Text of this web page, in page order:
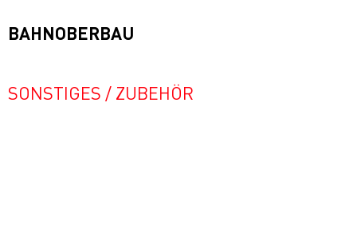
BAHNOBERBAU
SONSTIGES / ZUBEHÖR